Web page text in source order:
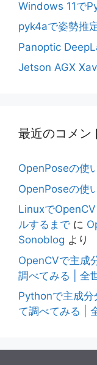
Windows 11で
pyk4aで姿勢推
Panoptic
Jetson AGX
最近のコメン
OpenPoseの使
OpenPoseの使
Linuxで
ルするまで に
Sonoblog より
OpenCVで主成
調べてみる | 全
Pythonで主成分
て調べてみる |